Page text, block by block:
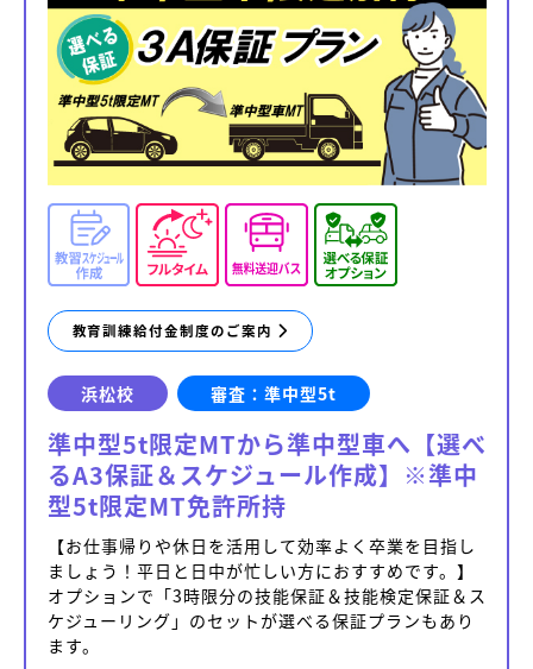
教育訓練給付金制度のご案内
浜松校 審査：準中型5t
準中型5t限定MTから準中型車へ【選べ
るA3保証＆スケジュール作成】※準中
型5t限定MT免許所持
【お仕事帰りや休日を活用して効率よく卒業を目指し
ましょう！平日と日中が忙しい方におすすめです。】
オプションで「3時限分の技能保証＆技能検定保証＆ス
ケジューリング」のセットが選べる保証プランもあり
ます。